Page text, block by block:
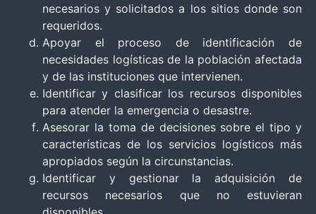
necesarios y solicitados a los sitios donde son
requeridos.
Apoyar el proceso de identificación de
necesidades logísticas de la población afectada
y de las instituciones que intervienen.
Identificar y clasificar los recursos disponibles
para atender la emergencia o desastre.
Asesorar la toma de decisiones sobre el tipo y
características de los servicios logísticos más
apropiados según la circunstancias.
Identificar y gestionar la adquisición de
recursos necesarios que no estuvieran